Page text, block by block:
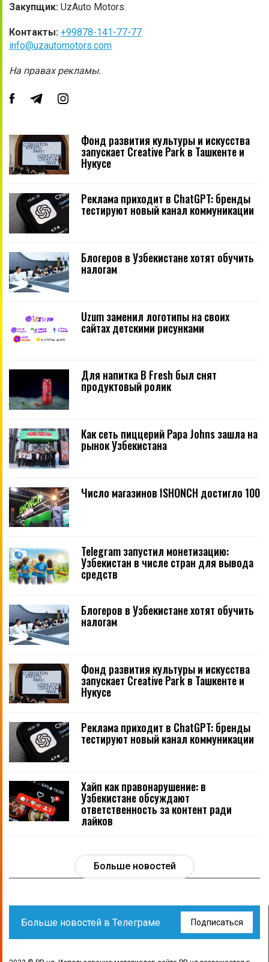
Закупщик: UzAuto Motors.
Контакты: +99878-141-77-77
info@uzautomotors.com
На правах рекламы.
Фонд развития культуры и искусства
запускает Creative Park в Ташкенте и
Нукусе
Реклама приходит в ChatGPT: бренды
тестируют новый канал коммуникации
Блогеров в Узбекистане хотят обучить
налогам
Uzum заменил логотипы на своих
сайтах детскими рисунками
Для напитка B Fresh был снят
продуктовый ролик
Как сеть пиццерий Papa Johns зашла на
рынок Узбекистана
Число магазинов ISHONCH достигло 100
Telegram запустил монетизацию:
Узбекистан в числе стран для вывода
средств
Блогеров в Узбекистане хотят обучить
налогам
Фонд развития культуры и искусства
запускает Creative Park в Ташкенте и
Нукусе
Реклама приходит в ChatGPT: бренды
тестируют новый канал коммуникации
Хайп как правонарушение: в
Узбекистане обсуждают
ответственность за контент ради
лайков
Больше новостей
Больше новостей в Телеграме Подписаться